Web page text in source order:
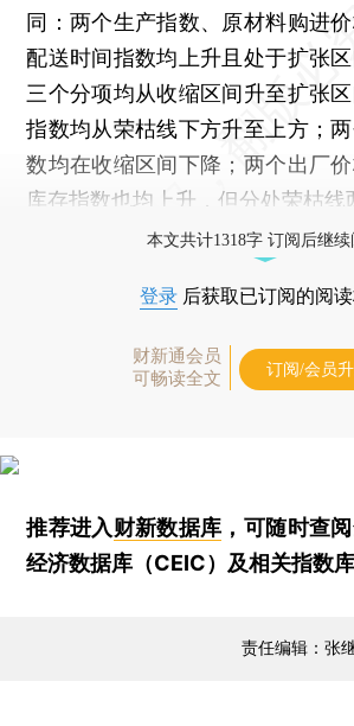
同：两个生产指数、原材料购进
配送时间指数均上升且处于扩张
三个分项均从收缩区间升至扩张
指数均从荣枯线下方升至上方；
数均在收缩区间下降；两个出厂
库存指数也均上升，但分处荣枯线
本文共计1318字 订阅后继
登录 后获取已订阅的阅
财新通会员
可畅读全文
订阅/会员
推荐进入财新数据库 ，可随时查
经济数据库（CEIC）及相关指数库
责任编辑：张